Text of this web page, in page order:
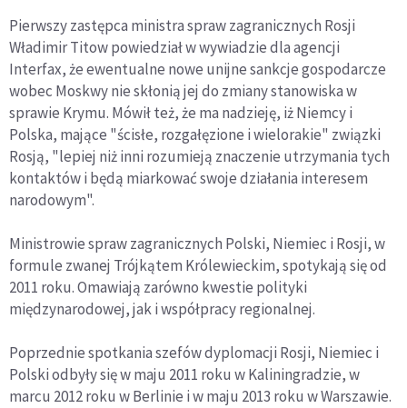
Pierwszy zastępca ministra spraw zagranicznych Rosji
Władimir Titow powiedział w wywiadzie dla agencji
Interfax, że ewentualne nowe unijne sankcje gospodarcze
wobec Moskwy nie skłonią jej do zmiany stanowiska w
sprawie Krymu. Mówił też, że ma nadzieję, iż Niemcy i
Polska, mające "ścisłe, rozgałęzione i wielorakie" związki
Rosją, "lepiej niż inni rozumieją znaczenie utrzymania tych
kontaktów i będą miarkować swoje działania interesem
narodowym".
Ministrowie spraw zagranicznych Polski, Niemiec i Rosji, w
formule zwanej Trójkątem Królewieckim, spotykają się od
2011 roku. Omawiają zarówno kwestie polityki
międzynarodowej, jak i współpracy regionalnej.
Poprzednie spotkania szefów dyplomacji Rosji, Niemiec i
Polski odbyły się w maju 2011 roku w Kaliningradzie, w
marcu 2012 roku w Berlinie i w maju 2013 roku w Warszawie.